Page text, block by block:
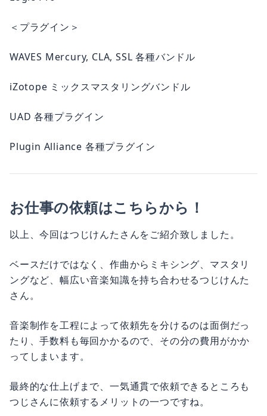
＜プラグイン＞
WAVES Mercury, CLA, SSL 各種バンドル
iZotope ミックスマスタリングバンドル
UAD 各種プラグイン
Plugin Alliance 各種プラグイン
お仕事の依頼はこちらから！
以上、今回はつじけんたさんをご紹介致しました。
ベースだけではなく、作曲からミキシング、マスタリ
ングなど、幅広い音楽知識を持ち合わせるつじけんた
さん。
音楽制作を工程によって依頼先を分けるのは面倒だっ
たり、手数料も毎回かかるので、その分の費用がかか
ってしまいます。
最終的な仕上げまで、一気通貫で依頼できるところも
つじさんに依頼するメリットの一つですね。